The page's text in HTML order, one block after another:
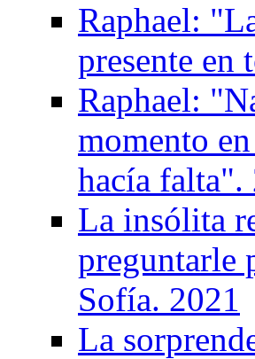
Raphael:
presente en
Raphael:
momento
hacía falta".
La insólita
preguntarle
Sofía. 2021
La